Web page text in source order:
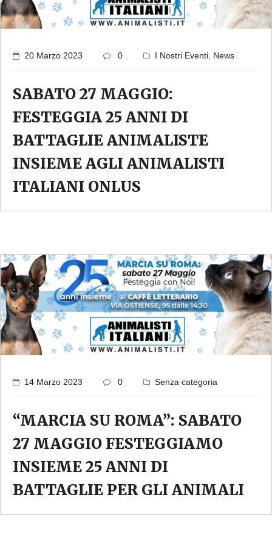
20 Marzo 2023 0 I Nostri Eventi News
SABATO 27 MAGGIO:
FESTEGGIA 25 ANNI DI
BATTAGLIE ANIMALISTE
INSIEME AGLI ANIMALISTI
ITALIANI ONLUS
14 Marzo 2023 0 Senza categoria
“MARCIA SU ROMA”: SABATO
27 MAGGIO FESTEGGIAMO
INSIEME 25 ANNI DI
BATTAGLIE PER GLI ANIMALI